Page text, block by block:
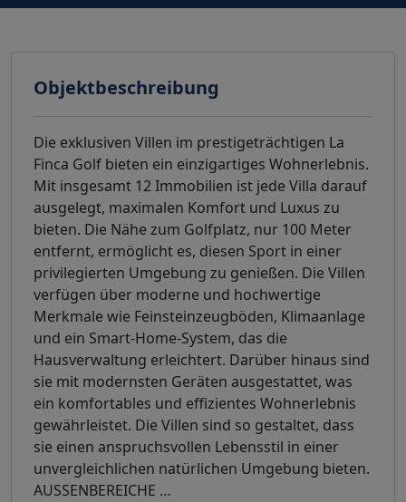
Objektbeschreibung
Die exklusiven Villen im prestigeträchtigen La
Finca Golf bieten ein einzigartiges Wohnerlebnis.
Mit insgesamt 12 Immobilien ist jede Villa darauf
ausgelegt, maximalen Komfort und Luxus zu
bieten. Die Nähe zum Golfplatz, nur 100 Meter
entfernt, ermöglicht es, diesen Sport in einer
privilegierten Umgebung zu genießen. Die Villen
verfügen über moderne und hochwertige
Merkmale wie Feinsteinzeugböden, Klimaanlage
und ein Smart-Home-System, das die
Hausverwaltung erleichtert. Darüber hinaus sind
sie mit modernsten Geräten ausgestattet, was
ein komfortables und effizientes Wohnerlebnis
gewährleistet. Die Villen sind so gestaltet, dass
sie einen anspruchsvollen Lebensstil in einer
unvergleichlichen natürlichen Umgebung bieten.
AUSSENBEREICHE …